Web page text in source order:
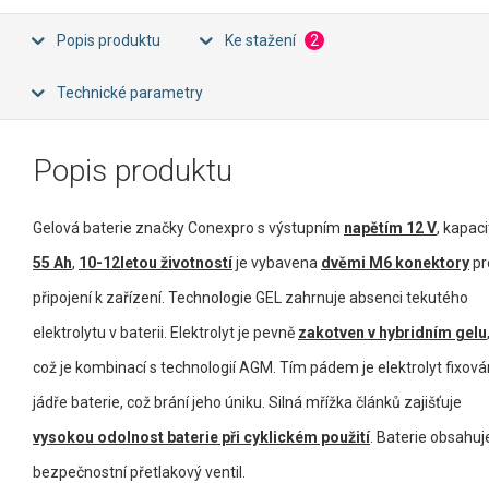
Popis produktu Ke stažení 2
Technické parametry
Popis produktu
Gelová baterie značky Conexpro s výstupním napětím 12 V,
55 Ah, 10-12letou životnostíje vybavena dvěmi M6 konektory
připojení k zařízení. Technologie GEL zahrnuje absenci tekutého
elektrolytu v baterii. Elektrolyt je pevně zakotven v hybridním gelu,
což je kombinací s technologií AGM. Tím pádem je elektrolyt
jádře baterie, což brání jeho úniku. Silná mřížka článků zajišťuje
vysokou odolnost baterie při cyklickém použití. Baterie
bezpečnostní přetlakový ventil.